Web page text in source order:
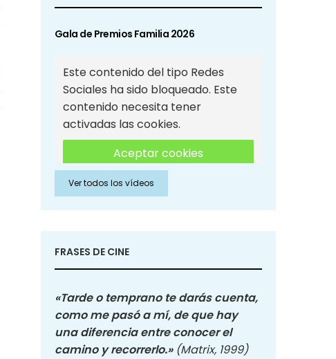
Gala de Premios Familia 2026
Este contenido del tipo Redes
Sociales ha sido bloqueado. Este
contenido necesita tener
activadas las cookies.
Aceptar cookies
Aceptar cookies de Redes
Sociales
Ver todos los vídeos
FRASES DE CINE
«Tarde o temprano te darás cuenta,
como me pasó a mí, de que hay
una diferencia entre conocer el
camino y recorrerlo.» (Matrix, 1999)